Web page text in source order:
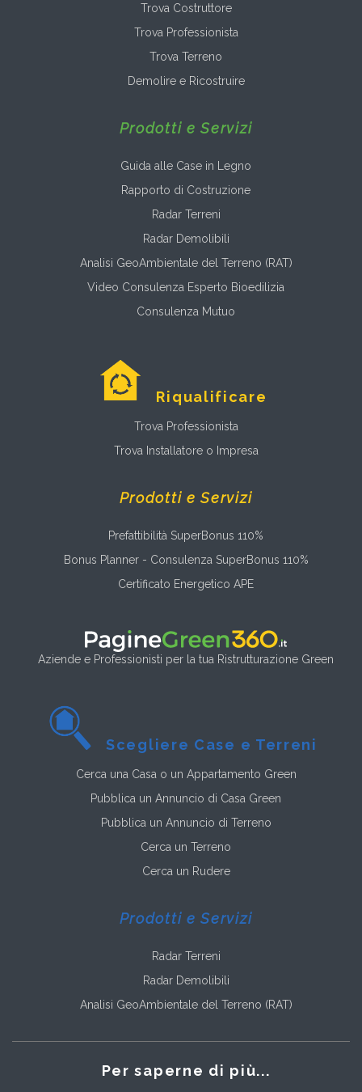
Trova Costruttore
Trova Professionista
Trova Terreno
Demolire e Ricostruire
Prodotti e Servizi
Guida alle Case in Legno
Rapporto di Costruzione
Radar Terreni
Radar Demolibili
Analisi GeoAmbientale del Terreno (RAT)
Video Consulenza Esperto Bioedilizia
Consulenza Mutuo
Riqualificare
Trova Professionista
Trova Installatore o Impresa
Prodotti e Servizi
Prefattibilità SuperBonus 110%
Bonus Planner - Consulenza SuperBonus 110%
Certificato Energetico APE
Aziende e Professionisti per la tua Ristrutturazione Green
Scegliere Case e Terreni
Cerca una Casa o un Appartamento Green
Pubblica un Annuncio di Casa Green
Pubblica un Annuncio di Terreno
Cerca un Terreno
Cerca un Rudere
Prodotti e Servizi
Radar Terreni
Radar Demolibili
Analisi GeoAmbientale del Terreno (RAT)
Per saperne di più...